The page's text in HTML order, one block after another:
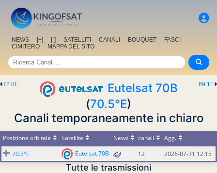
NEWS [+] [-] SATELLITI CANALI BOUQUET
FASCI
CIMITERO
MAPPA DEL SITO
69.1E
72.0E
Eutelsat 70B
(70.5°E)
Canali temporaneamente in chiaro
Posizione orbitale Satellite News canali
Agg.
70.5°E
Eutelsat 70B 12 2026-07-31 12:15
Tutte le trasmissioni